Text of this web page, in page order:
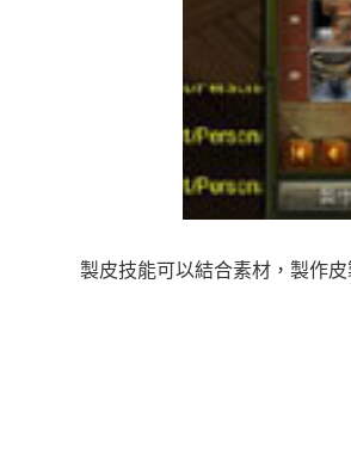
製皮技能可以結合素材，製作